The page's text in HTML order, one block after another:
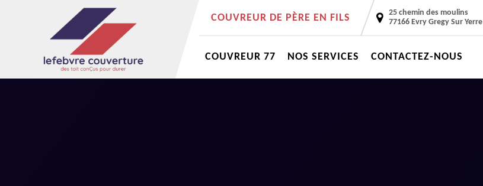
COUVREUR DE PÈRE EN FILS
25 chemin des moulins
77166 Evry Gregy Sur Yerre
COUVREUR 77 NOS SERVICES CONTACTEZ-NOUS